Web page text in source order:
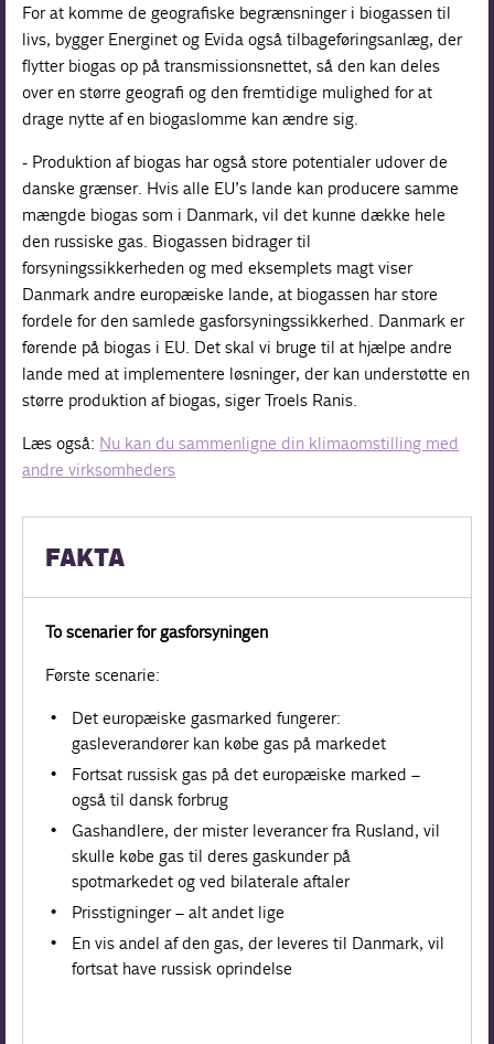
For at komme de geografiske begrænsninger i biogassen til
livs, bygger Energinet og Evida også tilbageføringsanlæg, der
flytter biogas op på transmissionsnettet, så den kan deles
over en større geografi og den fremtidige mulighed for at
drage nytte af en biogaslomme kan ændre sig.
- Produktion af biogas har også store potentialer udover de
danske grænser. Hvis alle EU’s lande kan producere samme
mængde biogas som i Danmark, vil det kunne dække hele
den russiske gas. Biogassen bidrager til
forsyningssikkerheden og med eksemplets magt viser
Danmark andre europæiske lande, at biogassen har store
fordele for den samlede gasforsyningssikkerhed. Danmark er
førende på biogas i EU. Det skal vi bruge til at hjælpe andre
lande med at implementere løsninger, der kan understøtte en
større produktion af biogas, siger Troels Ranis.
Læs også: Nu kan du sammenligne din klimaomstilling med
andre virksomheders
FAKTA
To scenarier for gasforsyningen
Første scenarie:
Det europæiske gasmarked fungerer:
gasleverandører kan købe gas på markedet
Fortsat russisk gas på det europæiske marked –
også til dansk forbrug
Gashandlere, der mister leverancer fra Rusland, vil
skulle købe gas til deres gaskunder på
spotmarkedet og ved bilaterale aftaler
Prisstigninger – alt andet lige
En vis andel af den gas, der leveres til Danmark, vil
fortsat have russisk oprindelse